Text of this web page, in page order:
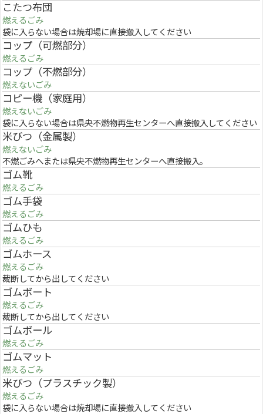
こたつ布団
燃えるごみ
袋に入らない場合は焼却場に直接搬入してください
コップ（可燃部分）
燃えるごみ
コップ（不燃部分）
燃えないごみ
コピー機（家庭用）
燃えないごみ
袋に入らない場合は県央不燃物再生センターへ直接搬入してください
米びつ（金属製）
燃えないごみ
不燃ごみへまたは県央不燃物再生センターへ直接搬入。
ゴム靴
燃えるごみ
ゴム手袋
燃えるごみ
ゴムひも
燃えるごみ
ゴムホース
燃えるごみ
裁断してから出してください
ゴムボート
燃えるごみ
裁断してから出してください
ゴムボール
燃えるごみ
ゴムマット
燃えるごみ
米びつ（プラスチック製）
燃えるごみ
袋に入らない場合は焼却場に直接搬入してください